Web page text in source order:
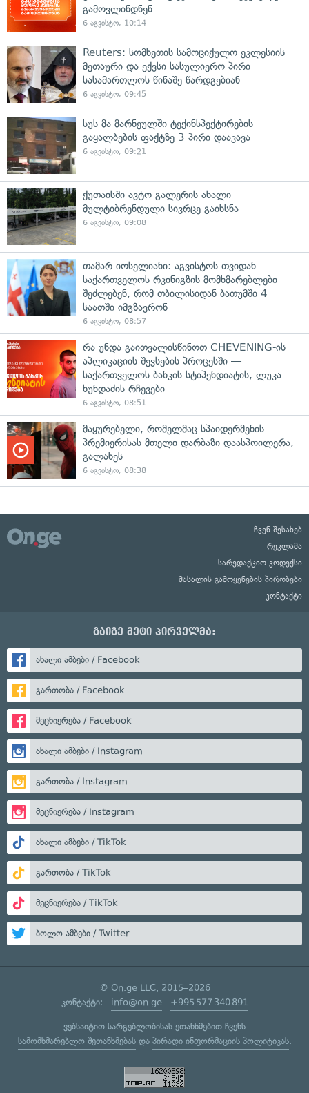
გამოვლინდნენ
6 აგვისტო, 10:14
Reuters: სომხეთის სამოციქულო ეკლესიის
მეთაური და ექვსი სასულიერო პირი
სასამართლოს წინაშე წარდგებიან
6 აგვისტო, 09:45
სუს-მა მარნეულში ტექინსპექტირების
გაყალბების ფაქტზე 3 პირი დააკავა
6 აგვისტო, 09:21
ქუთაისში ავტო გალერის ახალი
მულტიბრენდული სივრცე გაიხსნა
6 აგვისტო, 09:08
თამარ იოსელიანი: აგვისტოს თვიდან
საქართველოს რკინიგზის მომხმარებლები
შეძლებენ, რომ თბილისიდან ბათუმში 4
საათში იმგზავრონ
6 აგვისტო, 08:57
რა უნდა გაითვალისწინოთ CHEVENING-ის
აპლიკაციის შევსების პროცესში —
საქართველოს ბანკის სტიპენდიატის, ლუკა
ხუნდაძის რჩევები
6 აგვისტო, 08:51
მაყურებელი, რომელმაც სპაიდერმენის
პრემიერისას მთელი დარბაზი დაასპოილერა,
გალახეს
6 აგვისტო, 08:38
ჩვენ შესახებ
რეკლამა
სარედაქციო კოდექსი
მასალის გამოყენების პირობები
კონტაქტი
გაიგე მეტი პირველმა:
ახალი ამბები / Facebook
გართობა / Facebook
მეცნიერება / Facebook
ახალი ამბები / Instagram
გართობა / Instagram
მეცნიერება / Instagram
ახალი ამბები / TikTok
გართობა / TikTok
მეცნიერება / TikTok
ბოლო ამბები / Twitter
© On.ge LLC, 2015–2026
კონტაქტი: info@on.ge +995 577 340 891
ვებსაიტით სარგებლობისას ეთანხმებით ჩვენს
სამომხმარებლო შეთანხმებასდა პირადი ინფორმაციის პოლიტიკას.